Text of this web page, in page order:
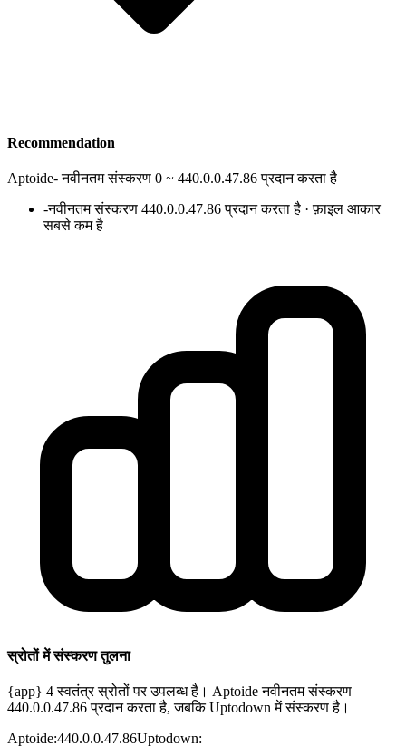
Recommendation
Aptoide-नवीनतम संस्करण 0 ~ 440.0.0.47.86 प्रदान करता है
-नवीनतम संस्करण 440.0.0.47.86 प्रदान करता है · फ़ाइल आकार
सबसे कम है
स्रोतों में संस्करण तुलना
{app} 4 स्वतंत्र स्रोतों पर उपलब्ध है। Aptoide नवीनतम संस्करण
440.0.0.47.86 प्रदान करता है, जबकि Uptodown में संस्करण है।
Aptoide:440.0.0.47.86Uptodown: